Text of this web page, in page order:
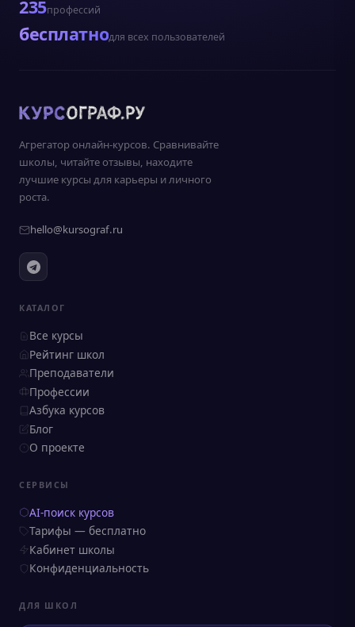
235профессий
бесплатнодля всех пользователей
Агрегатор онлайн-курсов. Сравнивайте
школы, читайте отзывы, находите
лучшие курсы для карьеры и личного
роста.
hello@kursograf.ru
КАТАЛОГ
Все курсы
Рейтинг школ
Преподаватели
Профессии
Азбука курсов
Блог
О проекте
СЕРВИСЫ
AI-поиск курсов
Тарифы — бесплатно
Кабинет школы
Конфиденциальность
ДЛЯ ШКОЛ